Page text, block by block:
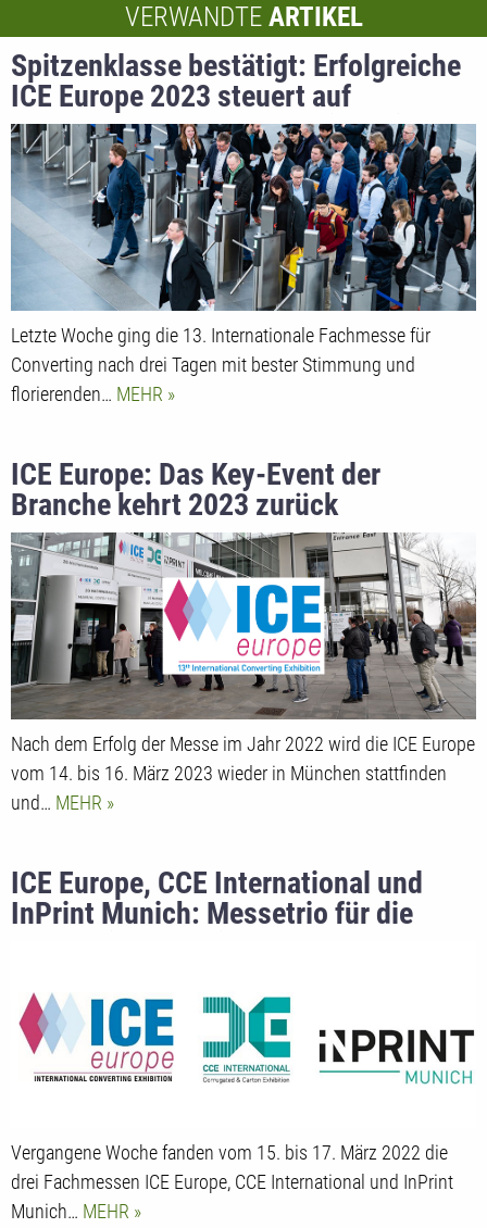
VERWANDTE ARTIKEL
Spitzenklasse bestätigt: Erfolgreiche
ICE Europe 2023 steuert auf
Rekordzahlen vor Pandemiebeginn zu
Letzte Woche ging die 13. Internationale Fachmesse für
Converting nach drei Tagen mit bester Stimmung und
florierenden… MEHR
ICE Europe: Das Key-Event der
Branche kehrt 2023 zurück
Nach dem Erfolg der Messe im Jahr 2022 wird die ICE Europe
vom 14. bis 16. März 2023 wieder in München stattfinden
und… MEHR
ICE Europe, CCE International und
InPrint Munich: Messetrio für die
Engagement, Qualität und dem
richtigen Timing
Vergangene Woche fanden vom 15. bis 17. März 2022 die
drei Fachmessen ICE Europe, CCE International und InPrint
Munich… MEHR